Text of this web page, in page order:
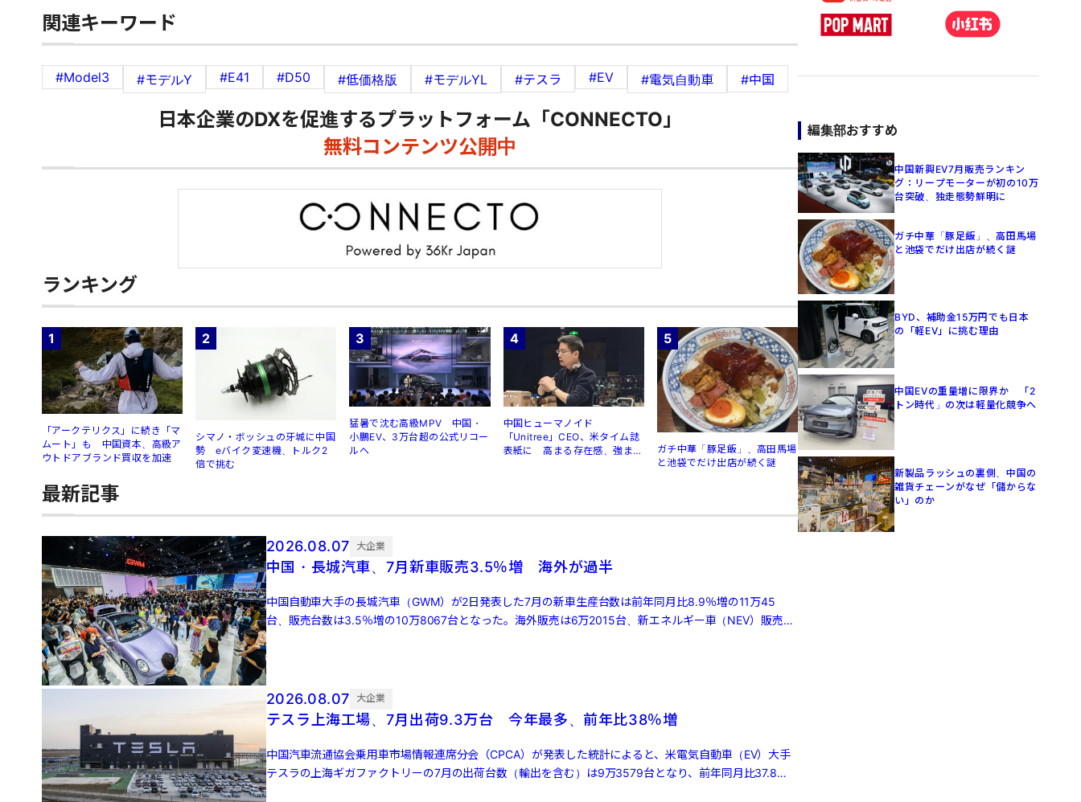
関連キーワード
#Model3 #モデルY #E41 #D50 #低価格版 #モデルYL #テスラ #EV #電気自動車 #中国
日本企業のDXを促進するプラットフォーム「CONNECTO」
無料コンテンツ公開中
ランキング
1
「アークテリクス」に続き「マ
ムート」も 中国資本、高級ア
ウトドアブランド買収を加速
2
シマノ・ボッシュの牙城に中国
勢 eバイク変速機、トルク2
倍で挑む
3
猛暑で沈む高級MPV 中国・
小鵬EV、3万台超の公式リコー
ルへ
4
中国ヒューマノイド
「Unitree」CEO、米タイム誌
表紙に 高まる存在感、強まる
5
ガチ中華「豚足飯」、高田馬場
と池袋でだけ出店が続く謎
最新記事
2026.08.07 大企業
中国・長城汽車、7月新車販売3.5％増 海外が過半
中国自動車大手の長城汽車（GWM）が2日発表した7月の新車生産台数は前年同月比8.9％増の11万45
台、販売台数は3.5％増の10万8067台となった。海外販売は6万2015台、新エネルギー車（NEV）販売は
3万4651 […]
2026.08.07 大企業
テスラ上海工場、7月出荷9.3万台 今年最多、前年比38％増
中国汽車流通協会乗用車市場情報連席分会（CPCA）が発表した統計によると、米電気自動車（EV）大手
テスラの上海ギガファクトリーの7月の出荷台数（輸出を含む）は9万3579台となり、前年同月比37.8％
増、前月比5.0％増 […]
編集部おすすめ
中国新興EV7月販売ランキン
グ：リープモーターが初の10万
台突破、独走態勢鮮明に
ガチ中華「豚足飯」、高田馬場
と池袋でだけ出店が続く謎
BYD、補助金15万円でも日本
の「軽EV」に挑む理由
中国EVの重量増に限界か 「2
トン時代」の次は軽量化競争へ
新製品ラッシュの裏側、中国の
雑貨チェーンがなぜ「儲からな
い」のか